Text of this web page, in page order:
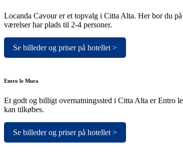
Locanda Cavour er et topvalg i Citta Alta. Her bor du
værelser har plads til 2-4 personer.
Se billeder og priser på hotellet >
Entro le Mura
Et godt og billigt overnatningssted i Citta Alta er Entro
kan tilkøbes.
Se billeder og priser på hotellet >